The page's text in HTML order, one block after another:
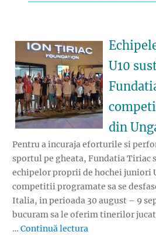
U10
din
Pentru a incuraja eforturile si
sportul pe gheata, Fundatia Tiriac
echipelor proprii de hochei juniori
competitii programate sa se
Italia, in perioada 30 august – 9
bucuram sa le oferim tinerilor
… Continuă lectura